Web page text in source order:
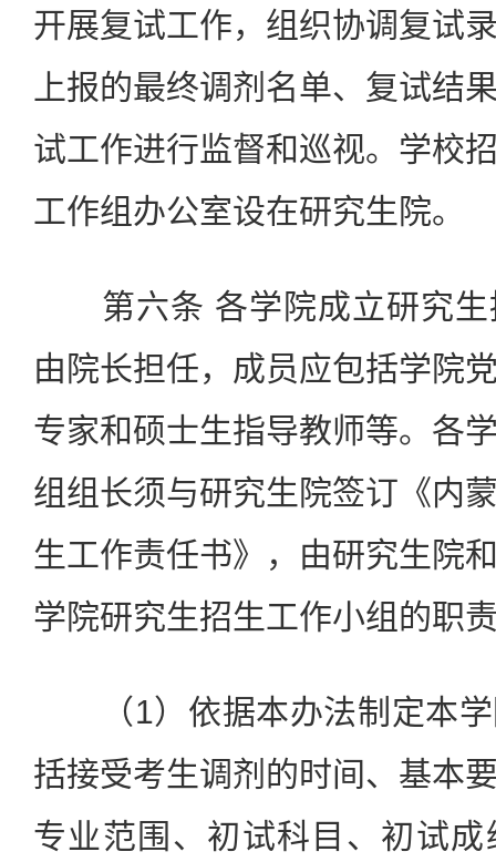
开展复试工作，组织协调复试
上报的最终调剂名单、复试结
试工作进行监督和巡视。学校
工作组办公室设在研究生院。
第六条 各学院成立研究生
由院长担任，成员应包括学院
专家和硕士生指导教师等。各
组组长须与研究生院签订《内
生工作责任书》，由研究生院
学院研究生招生工作小组的职
（1）依据本办法制定本学
括接受考生调剂的时间、基本
专业范围、初试科目、初试